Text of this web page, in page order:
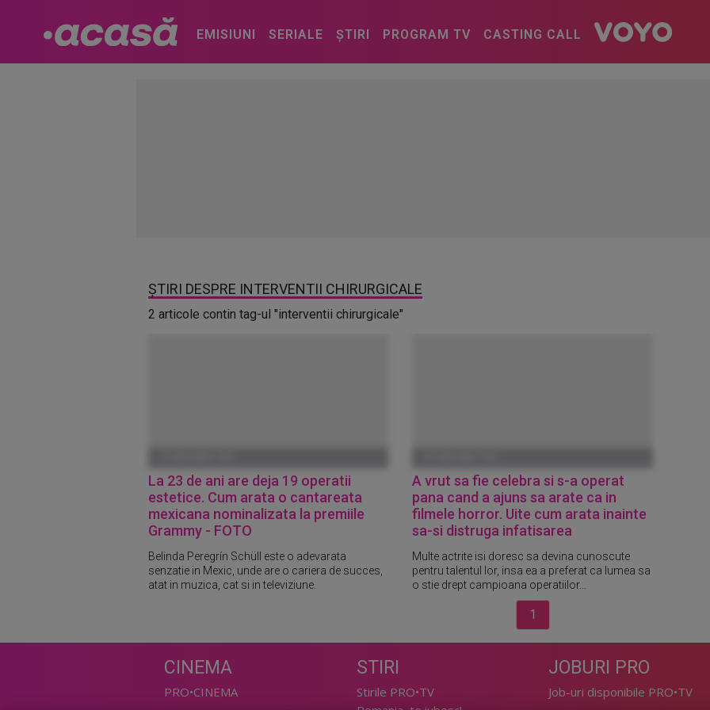
EMISIUNI SERIALE ȘTIRI PROGRAM TV CASTING CALL
ȘTIRI DESPRE INTERVENTII CHIRURGICALE
2 articole contin tag-ul "interventii chirurgicale"
La 23 de ani are deja 19 operatii
estetice. Cum arata o cantareata
mexicana nominalizata la premiile
Grammy - FOTO
Belinda Peregrín Schüll este o adevarata
senzatie in Mexic, unde are o cariera de succes,
atat in muzica, cat si in televiziune.
A vrut sa fie celebra si s-a operat
pana cand a ajuns sa arate ca in
filmele horror. Uite cum arata inainte
sa-si distruga infatisarea
Multe actrite isi doresc sa devina cunoscute
pentru talentul lor, insa ea a preferat ca lumea sa
o stie drept campioana operatiilor...
1
CINEMA
PRO•CINEMA
STIRI
Stirile PRO•TV
JOBURI PRO
Job-uri disponibile PRO•TV